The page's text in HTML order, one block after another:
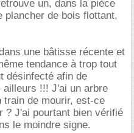
un, dans la pièce
plancher de bois flottant,
une bâtisse récente et
tendance à trop tout
désinfecté afin de
ailleurs !!! J'ai un arbre
train de mourir, est-ce
? J'ai pourtant bien vérifié
le moindre signe.